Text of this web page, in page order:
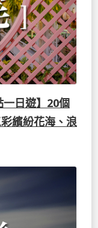
日遊】20個
繽紛花海、浪